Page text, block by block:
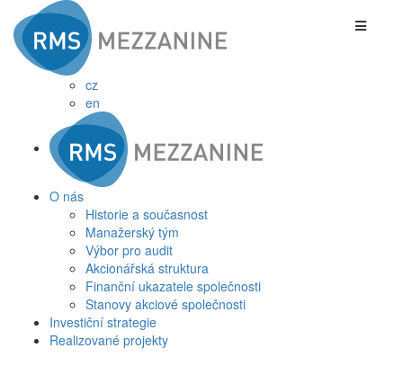
cz
en
O nás
Historie a současnost
Manažerský tým
Výbor pro audit
Akcionářská struktura
Finanční ukazatele společnosti
Stanovy akciové společnosti
Investiční strategie
Realizované projekty